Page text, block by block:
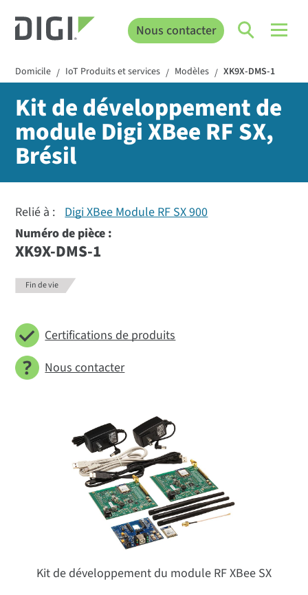
Nous contacter
Domicile / IoT Produits et services / Modèles / XK9X-DMS-1
Kit de développement de
module Digi XBee RF SX,
Brésil
Relié à : Digi XBee Module RF SX 900
Kit de développement du module RF XBee SX
Numéro de pièce :
XK9X-DMS-1
Fin de vie
Certifications de produits
Nous contacter